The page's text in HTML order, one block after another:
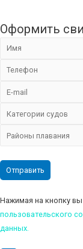
Оформить
Нажимая на кнопку
пользовательского
данных.